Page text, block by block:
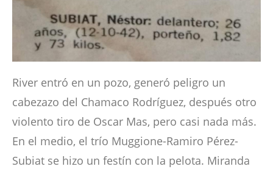
River entró en un pozo, generó peligro un
cabezazo del Chamaco Rodríguez, después otro
violento tiro de Oscar Mas, pero casi nada más.
En el medio, el trío Muggione-Ramiro Pérez-
Subiat se hizo un festín con la pelota. Miranda